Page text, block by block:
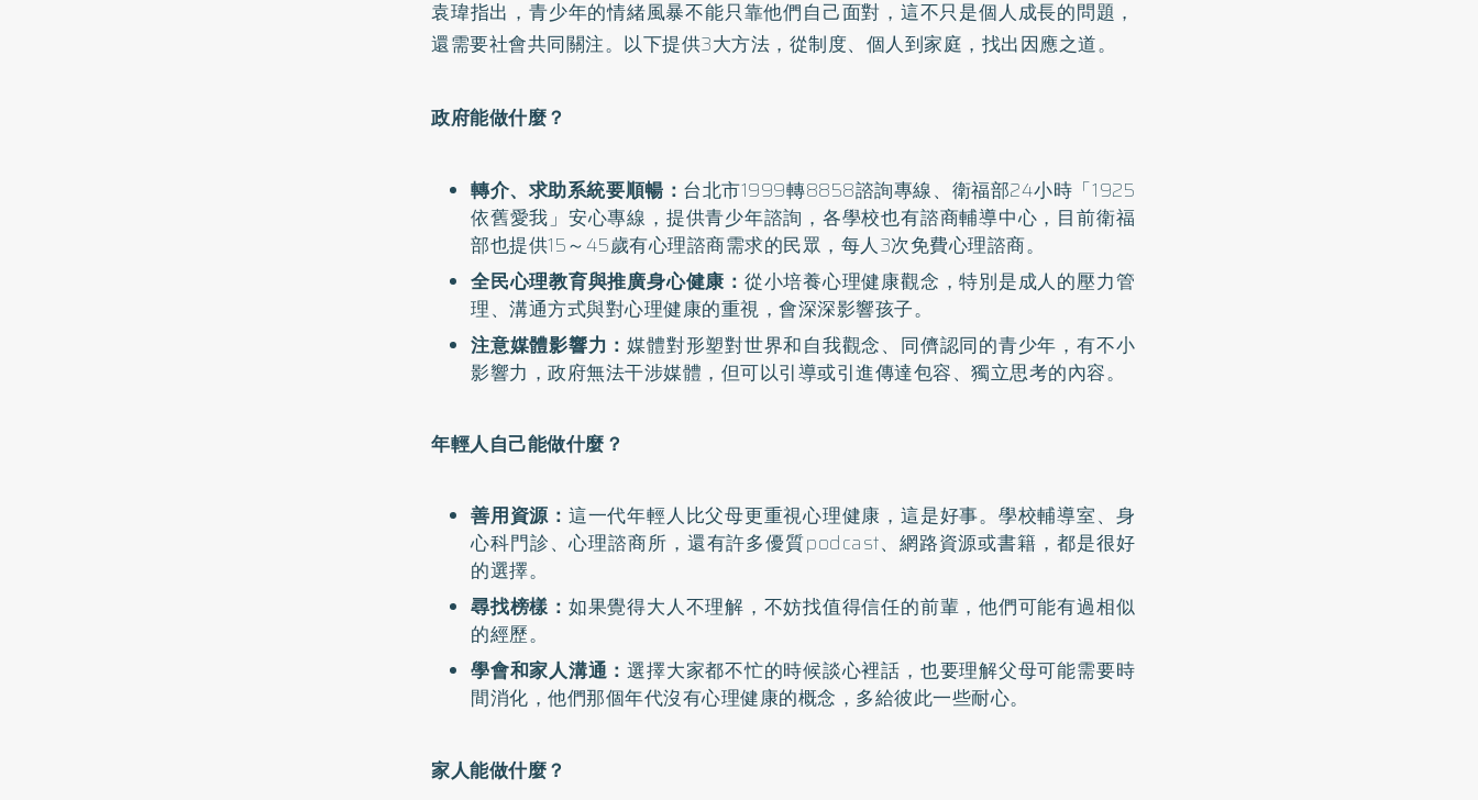
袁瑋指出，青少年的情緒風暴不能只靠他們自己面對，這不只是個人成長的問題，
還需要社會共同關注。以下提供3大方法，從制度、個人到家庭，找出因應之道。
政府能做什麼？
轉介、求助系統要順暢： 台北市1999轉8858諮詢專線、衛福部24小時「1925
依舊愛我」安心專線，提供青少年諮詢，各學校也有諮商輔導中心，目前衛福
部也提供15～45歲有心理諮商需求的民眾，每人3次免費心理諮商。
全民心理教育與推廣身心健康： 從小培養心理健康觀念，特別是成人的壓力管
理、溝通方式與對心理健康的重視，會深深影響孩子。
注意媒體影響力：媒體對形塑對世界和自我觀念、同儕認同的青少年，有不小
影響力，政府無法干涉媒體，但可以引導或引進傳達包容、獨立思考的內容。
年輕人自己能做什麼？
善用資源： 這一代年輕人比父母更重視心理健康，這是好事。學校輔導室、身
心科門診、心理諮商所，還有許多優質podcast、網路資源或書籍，都是很好
的選擇。
尋找榜樣： 如果覺得大人不理解，不妨找值得信任的前輩，他們可能有過相似
的經歷。
學會和家人溝通：選擇大家都不忙的時候談心裡話，也要理解父母可能需要時
間消化，他們那個年代沒有心理健康的概念，多給彼此一些耐心。
家人能做什麼？